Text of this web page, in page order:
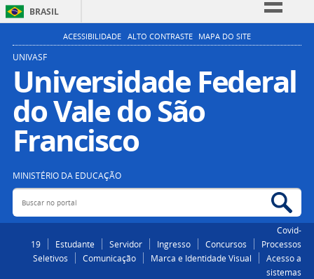
BRASIL
Simplifique!
Participe
Acesso à informação
Legislação
ACESSIBILIDADE ALTO CONTRASTE MAPA DO SITE
UNIVASF
Universidade Federal
do Vale do São
Francisco
MINISTÉRIO DA EDUCAÇÃO
Buscar no portal
Covid-
19
Estudante Servidor Ingresso Concursos
Processos
Seletivos
Comunicação Marca e Identidade Visual
Acesso a
sistemas